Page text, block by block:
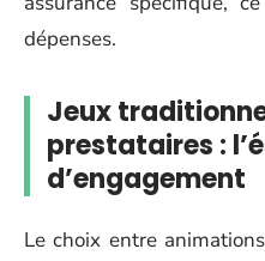
dépenses.
Jeux
prestataires :
d’engagement
Le choix entre